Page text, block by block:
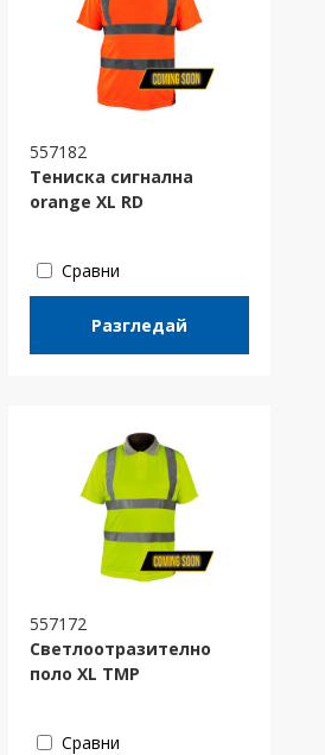
557182
Тениска сигнална
orange XL RD
Сравни
Разгледай
557172
Светлоотразително
поло XL TMP
Сравни